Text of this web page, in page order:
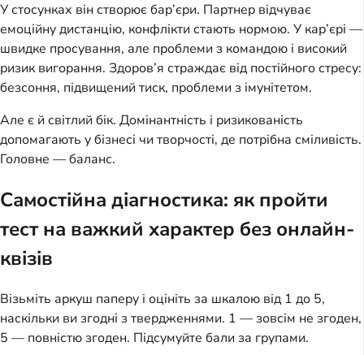
У стосунках він створює бар’єри. Партнер відчуває
емоційну дистанцію, конфлікти стають нормою. У кар’єрі —
швидке просування, але проблеми з командою і високий
ризик вигорання. Здоров’я страждає від постійного стресу:
безсоння, підвищений тиск, проблеми з імунітетом.
Але є й світлий бік. Домінантність і ризикованість
допомагають у бізнесі чи творчості, де потрібна сміливість.
Головне — баланс.
Самостійна діагностика: як пройти
тест на важкий характер без онлайн-
квізів
Візьміть аркуш паперу і оцініть за шкалою від 1 до 5,
наскільки ви згодні з твердженнями. 1 — зовсім не згоден,
5 — повністю згоден. Підсумуйте бали за групами.